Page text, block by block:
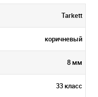
Tarkett
коричневый
8 мм
33 класс